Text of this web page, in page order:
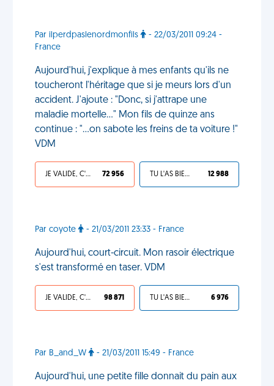
Par ilperdpaslenordmonfils
- 22/03/2011 09:24 -
France
Aujourd'hui, j'explique à mes enfants qu'ils ne
toucheront l'héritage que si je meurs lors d'un
accident. J'ajoute : "Donc, si j'attrape une
maladie mortelle..." Mon fils de quinze ans
continue : "...on sabote les freins de ta voiture !"
VDM
JE VALIDE, C'EST UNE VDM 72 956 TU L'AS BIEN MÉRITÉ 12 988
Par coyote - 21/03/2011 23:33 - France
Aujourd'hui, court-circuit. Mon rasoir électrique
s'est transformé en taser. VDM
JE VALIDE, C'EST UNE VDM 98 871 TU L'AS BIEN MÉRITÉ 6 976
Par B_and_W - 21/03/2011 15:49 - France
Aujourd'hui, une petite fille donnait du pain aux